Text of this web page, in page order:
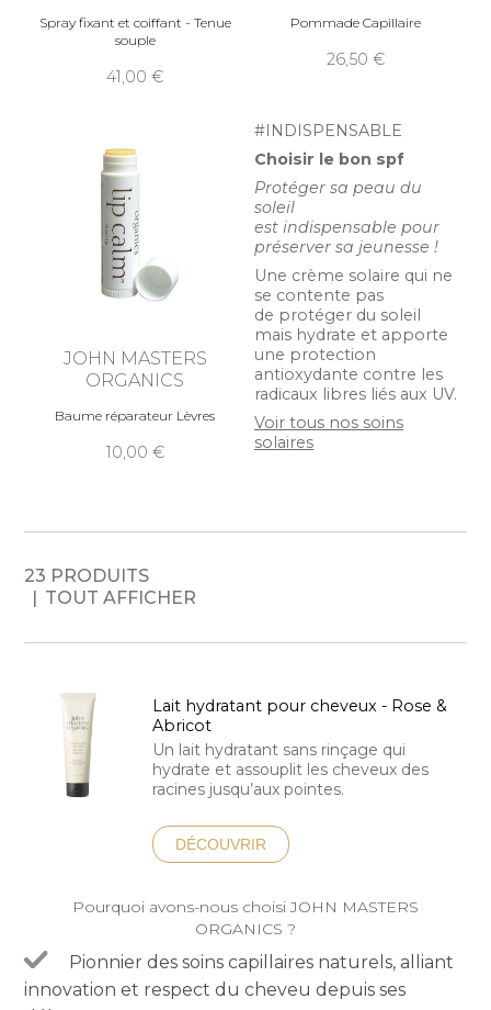
Spray fixant et coiffant - Tenue
souple
41,00
Pommade Capillaire
26,50
JOHN MASTERS
ORGANICS
Baume réparateur Lèvres
10,00
#INDISPENSABLE
Choisir le bon spf
Protéger sa peau du
soleil
est indispensable pour
préserver sa jeunesse !
Une crème solaire qui ne
se contente pas
de protéger du soleil
mais hydrate et apporte
une protection
antioxydante contre les
radicaux libres liés aux UV.
Voir tous nos soins
solaires
23 PRODUITS
TOUT AFFICHER
Lait hydratant pour cheveux - Rose &
Abricot
Un lait hydratant sans rinçage qui
hydrate et assouplit les cheveux des
racines jusqu’aux pointes.
DÉCOUVRIR
Pourquoi avons-nous choisi JOHN MASTERS
ORGANICS ?
Pionnier des soins capillaires naturels, alliant
innovation et respect du cheveu depuis ses